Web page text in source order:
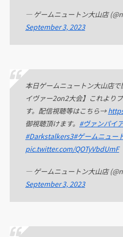
— ゲームニュートン大山店
September 3, 2023
本日ゲームニュートン大山店
イヴァー2on2大会】これより
す。配信視聴等はこちら→
御視聴頂けます。 #ヴァンパイ
#Darkstalkers3#ゲームニュー
pic.twitter.com/QOTyVbdUmF
— ゲームニュートン大山店
September 3, 2023